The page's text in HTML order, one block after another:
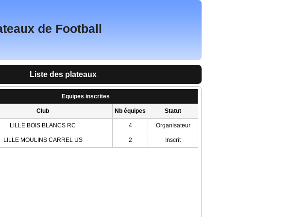
de Football
Liste des plateaux
Equipes inscrites
Club Nb équipes Statut
LILLE BOIS BLANCS RC 4 Organisateur
LILLE MOULINS CARREL US 2 Inscrit